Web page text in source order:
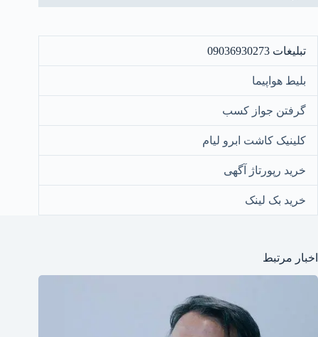
تبلیغات 09036930273
بلیط هواپیما
گرفتن جواز کسب
کلینیک کاشت ابرو لیام
خرید رپورتاژ آگهی
خرید بک لینک
اخبار مرتبط